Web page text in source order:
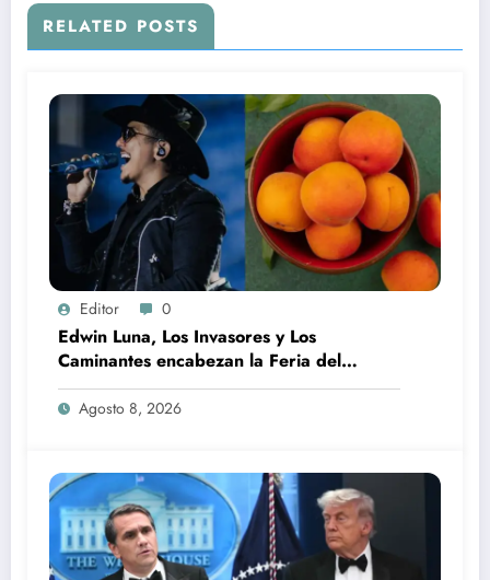
RELATED POSTS
Editor 0
Edwin Luna, Los Invasores y Los
Caminantes encabezan la Feria del
Durazno en Tetela de Ocampo
Agosto 8, 2026